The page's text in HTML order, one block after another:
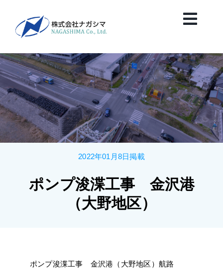
content
HOME
News
会社案内
保有船舶紹介
2022年01月8日掲載
ポンプ浚渫工事 金沢港
（大野地区）
ポンプ浚渫工事 金沢港（大野地区）航路